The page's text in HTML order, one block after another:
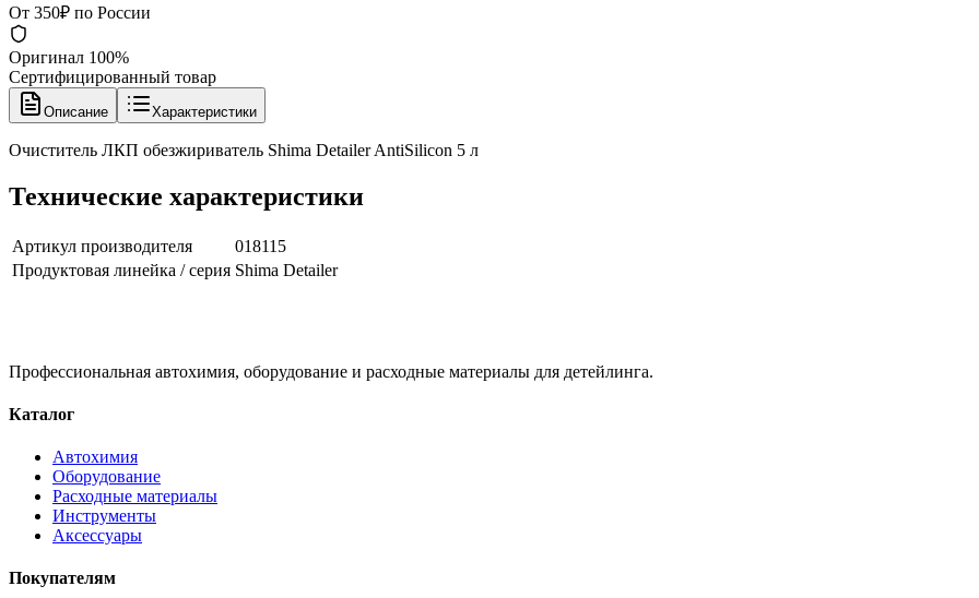
От 350₽ по России
Оригинал 100%
Сертифицированный товар
Описание Характеристики
Очиститель ЛКП обезжириватель Shima Detailer AntiSilicon 5 л
Технические характеристики
Артикул производителя
018115
Продуктовая линейка / серия Shima Detailer
Профессиональная автохимия, оборудование и расходные материалы для детейлинга.
Каталог
Автохимия
Оборудование
Расходные материалы
Инструменты
Аксессуары
Покупателям